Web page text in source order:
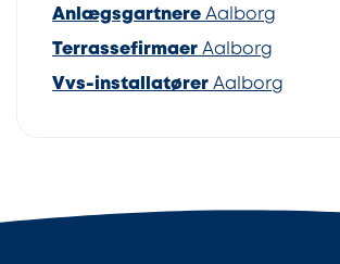
Anlægsgartnere Aalborg
Terrassefirmaer Aalborg
Vvs-installatører Aalborg